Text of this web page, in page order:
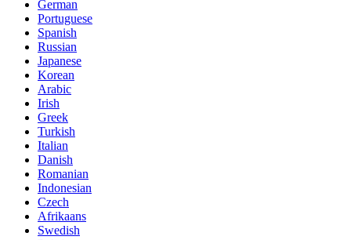
German
Portuguese
Spanish
Russian
Japanese
Korean
Arabic
Irish
Greek
Turkish
Italian
Danish
Romanian
Indonesian
Czech
Afrikaans
Swedish